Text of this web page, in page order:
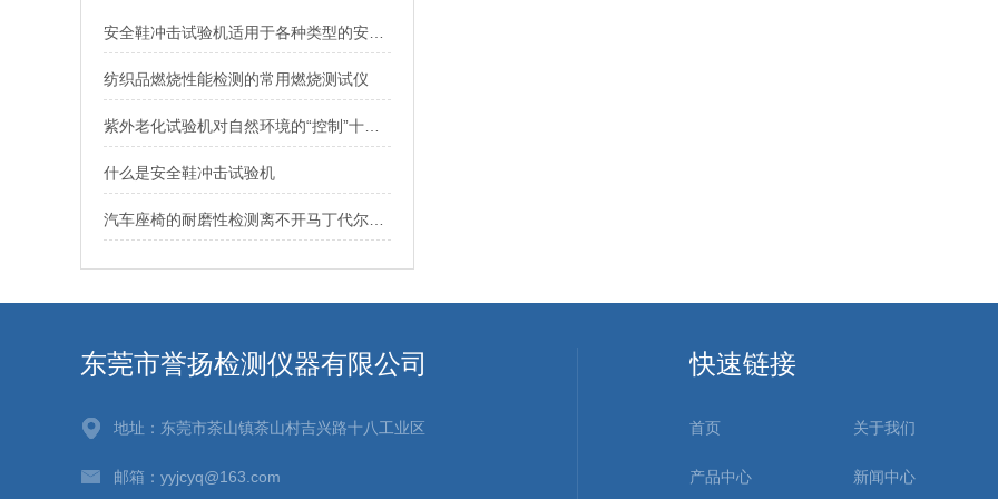
纺织品燃烧性能检测的常用燃烧测试仪
什么是安全鞋冲击试验机
东莞市誉扬检测仪器有限公司
地址：东莞市茶山镇茶山村吉兴路十八工业区
邮箱：yyjcyq@163.com
快速链接
首页 关于我们
产品中心 新闻中心